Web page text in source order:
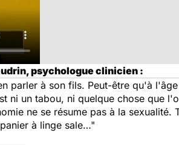
psychologue clinicien :
parler à son fils. Peut-être qu'à
ni un tabou, ni quelque chose que
ne se résume pas à la
à linge sale…"